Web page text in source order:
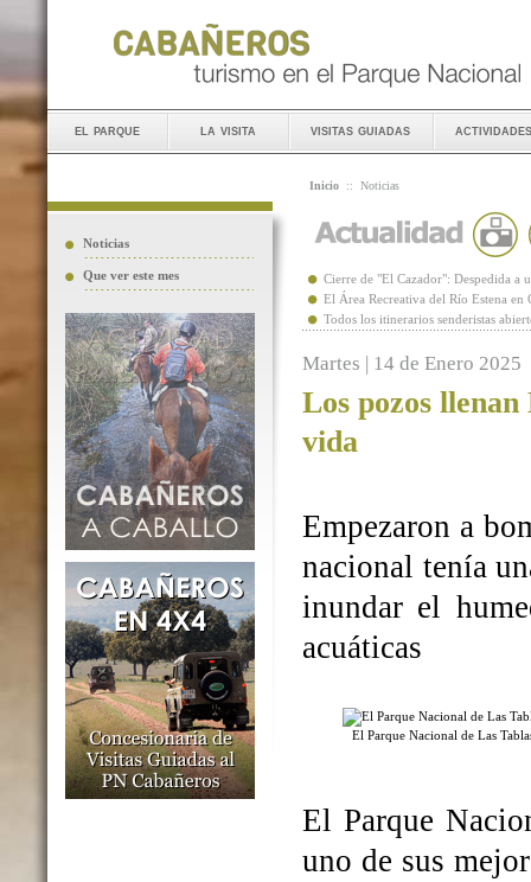
el parque la visita visitas guiadas actividades
Noticias
Que ver este mes
Inicio :: Noticias
Cierre de "El Cazador": Despedida a
El Área Recreativa del Río Estena
Todos los itinerarios senderistas
Martes | 14 de Enero 2025
Los pozos
vida
Empezaron a
nacional tenía
inundar el
acuáticas
El Parque Nacional de Las
El Parque
uno de sus